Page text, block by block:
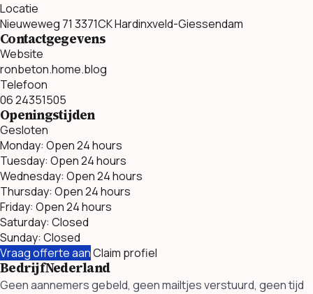
Locatie
Nieuweweg 71 3371CK Hardinxveld-Giessendam
Contactgegevens
Website
ronbeton.home.blog
Telefoon
06 24351505
Openingstijden
Gesloten
Monday: Open 24 hours
Tuesday: Open 24 hours
Wednesday: Open 24 hours
Thursday: Open 24 hours
Friday: Open 24 hours
Saturday: Closed
Sunday: Closed
Vraag offerte aanClaim profiel
BedrijfNederland
Geen aannemers gebeld, geen mailtjes verstuurd, geen tijd